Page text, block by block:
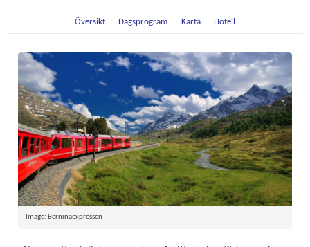
Översikt Dagsprogram Karta Hotell
Image: Berninaexpressen